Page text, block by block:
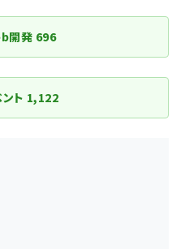
開発 696
ト 1,122